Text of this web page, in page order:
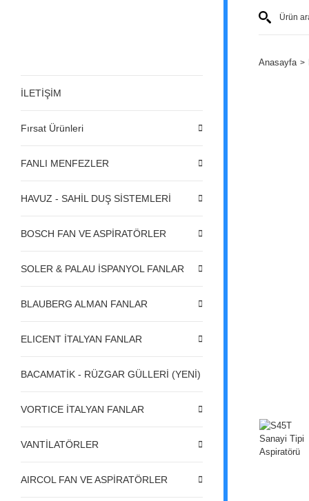
İLETİŞİM
Fırsat Ürünleri
FANLI MENFEZLER
HAVUZ - SAHİL DUŞ SİSTEMLERİ
BOSCH FAN VE ASPİRATÖRLER
SOLER & PALAU İSPANYOL FANLAR
BLAUBERG ALMAN FANLAR
ELICENT İTALYAN FANLAR
BACAMATİK - RÜZGAR GÜLLERİ (YENİ)
VORTICE İTALYAN FANLAR
VANTİLATÖRLER
AIRCOL FAN VE ASPİRATÖRLER
Anasayfa